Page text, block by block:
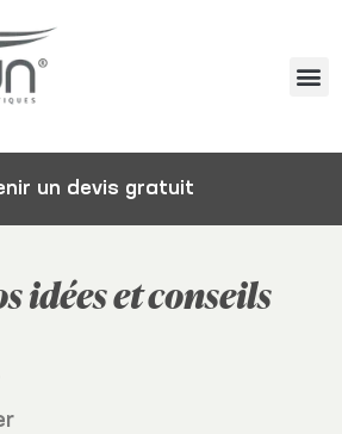
un devis gratuit
idées et conseils